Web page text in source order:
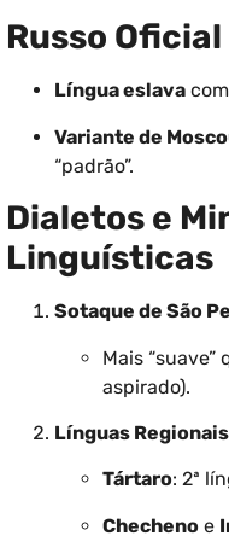
Russo Oficial
Língua eslava
Variante de
“padrão”.
Dialetos e
Linguísticas
Sotaque de São
Mais “suave”
aspirado).
Línguas Regionais
Tártaro: 2ª
Checheno e